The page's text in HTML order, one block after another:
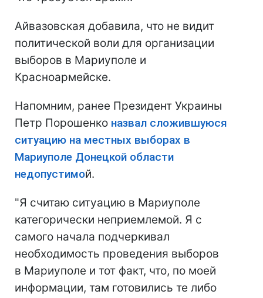
Айвазовская добавила, что не видит
политической воли для организации
выборов в Мариуполе и
Красноармейске.
Напомним, ранее Президент Украины
Петр Порошенко назвал сложившуюся
ситуацию на местных выборах в
Мариуполе Донецкой области
недопустимой.
"Я считаю ситуацию в Мариуполе
категорически неприемлемой. Я с
самого начала подчеркивал
необходимость проведения выборов
в Мариуполе и тот факт, что, по моей
информации, там готовились те либо